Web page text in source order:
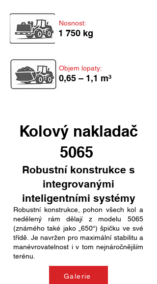
1 750 kg
Nosnost:
Objem lopaty:
0,65 – 1,1 m³
Kolový nakladač
5065
Robustní konstrukce s
integrovanými
inteligentními systémy
Robustní konstrukce, pohon všech kol a
nedělený rám dělají z modelu 5065
(známého také jako „650“) špičku ve své
třídě. Je navržen pro maximální stabilitu a
manévrovatelnost i v tom nejnáročnějším
terénu.
Galerie